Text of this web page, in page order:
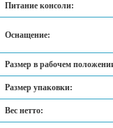
Питание консоли:
Оснащение:
Размер в рабочем
Размер упаковки:
Вес нетто: